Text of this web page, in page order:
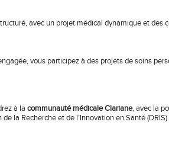
avec un projet médical dynamique et des
vous participez à des projets de soins
à la communauté médicale Clariane, avec la
la Recherche et de l’Innovation en Santé (DRIS).